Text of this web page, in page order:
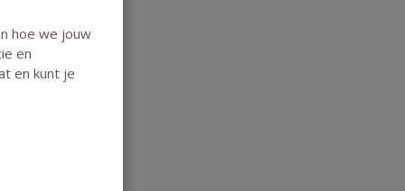
hoe we jouw
en
en kunt je